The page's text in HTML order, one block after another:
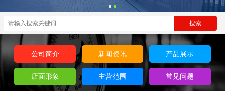
公司简介 新闻资讯 产品展示
店面形象 主营范围 常见问题